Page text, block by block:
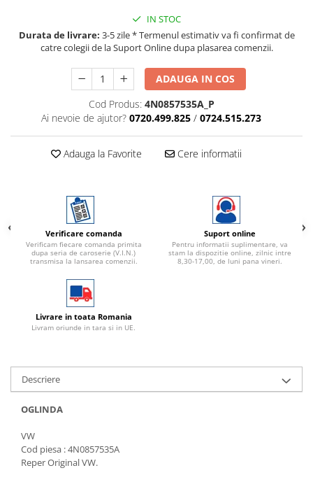
IN STOC
Durata de livrare: 3-5 zile * Termenul estimativ va fi confirmat de
catre colegii de la Suport Online dupa plasarea comenzii.
ADAUGA IN COS
Cod Produs: 4N0857535A_P
Ai nevoie de ajutor? 0720.499.825 / 0724.515.273
Adauga la Favorite Cere informatii
Verificare comanda
Verificam fiecare comanda primita
dupa seria de caroserie (V.I.N.)
transmisa la lansarea comenzii.
Suport online
Pentru informatii suplimentare, va
stam la dispozitie online, zilnic intre
8,30-17,00, de luni pana vineri.
Livrare in toata Romania
Livram oriunde in tara si in UE.
Descriere
OGLINDA
VW
Cod piesa : 4N0857535A
Reper Original VW.